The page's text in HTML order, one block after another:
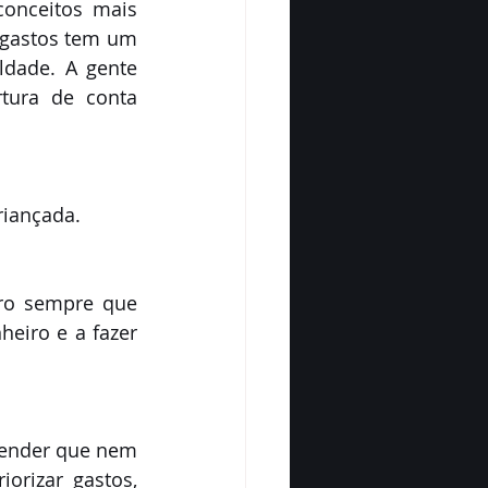
mais
tem um
A gente
de conta
sempre que
e a fazer
que nem
gastos,